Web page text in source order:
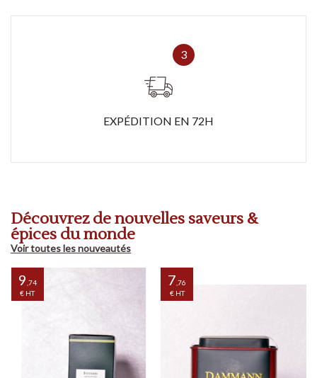
3
EXPÉDITION EN 72H
Découvrez de nouvelles saveurs &
épices du monde
Voir toutes les nouveautés
9 ,74
€ HT
7 ,76
€ HT